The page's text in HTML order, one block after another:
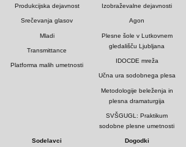
Produkcijska dejavnost
Srečevanja glasov
Mladi
Transmittance
Platforma malih umetnosti
Izobraževalne dejavnosti
Agon
Plesne šole v Lutkovnem
gledališču Ljubljana
IDOCDE mreža
Učna ura sodobnega plesa
Metodologije beleženja in
plesna dramaturgija
SVŠGUGL: Praktikum
sodobne plesne umetnosti
Sodelavci Dogodki